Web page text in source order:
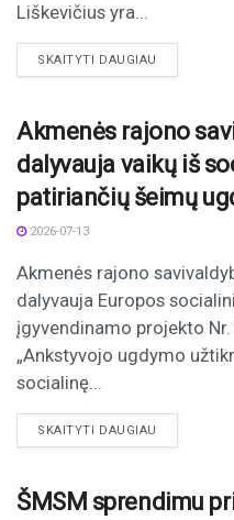
Liškevičius yra...
SKAITYTI DAUGIAU
Akmenės rajono
dalyvauja vaikų iš
patiriančių šeimų
2026-07-13
Akmenės rajono
dalyvauja Europos
įgyvendinamo projekto
„Ankstyvojo ugdymo
socialinę...
SKAITYTI DAUGIAU
ŠMSM sprendimu